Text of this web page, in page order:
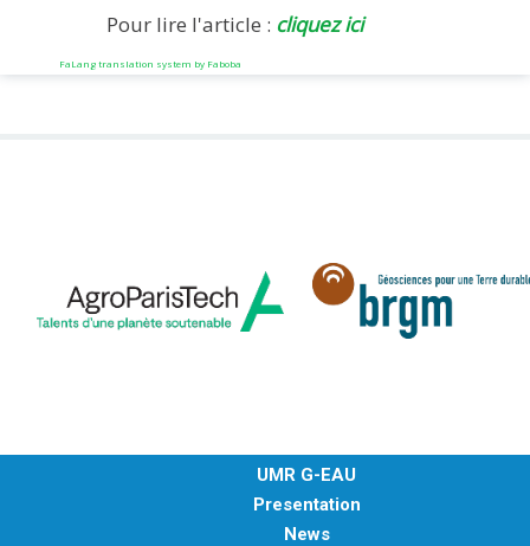
Pour lire l'article : cliquez ici
FaLang translation system by Faboba
UMR G-EAU
Presentation
News